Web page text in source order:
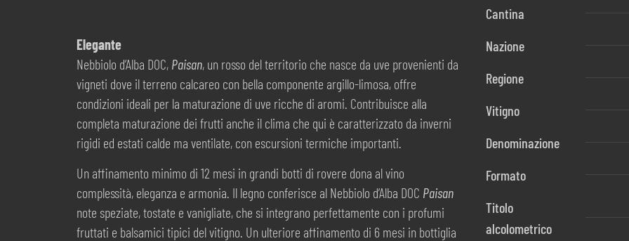
Elegante
Nebbiolo d’Alba DOC, Paisan, un rosso del territorio che nasce da uve provenienti da
vigneti dove il terreno calcareo con bella componente argillo-limosa, offre
condizioni ideali per la maturazione di uve ricche di aromi. Contribuisce alla
completa maturazione dei frutti anche il clima che qui è caratterizzato da inverni
rigidi ed estati calde ma ventilate, con escursioni termiche importanti.
Un affinamento minimo di 12 mesi in grandi botti di rovere dona al vino
complessità, eleganza e armonia. Il legno conferisce al Nebbiolo d’Alba DOC Paisan
note speziate, tostate e vanigliate, che si integrano perfettamente con i profumi
fruttati e balsamici tipici del vitigno. Un ulteriore affinamento di 6 mesi in bottiglia
Cantina
Nazione
Regione
Vitigno
Denominazione
Formato
Titolo
alcolometrico